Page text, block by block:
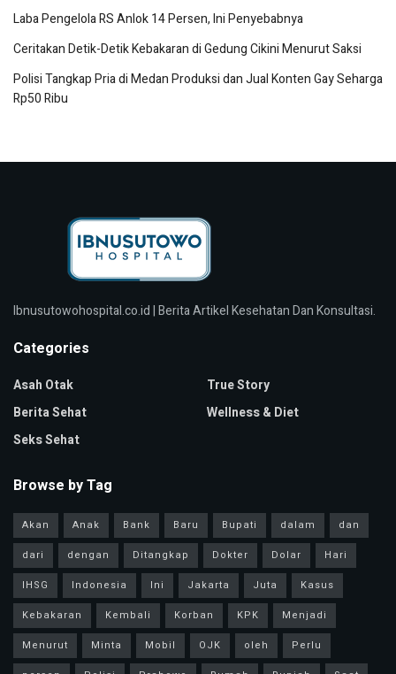
Laba Pengelola RS Anlok 14 Persen, Ini Penyebabnya
Ceritakan Detik-Detik Kebakaran di Gedung Cikini Menurut Saksi
Polisi Tangkap Pria di Medan Produksi dan Jual Konten Gay Seharga
Rp50 Ribu
Ibnusutowohospital.co.id | Berita Artikel Kesehatan Dan Konsultasi.
Categories
Asah Otak
Berita Sehat
Seks Sehat
True Story
Wellness & Diet
Browse by Tag
Akan Anak Bank Baru Bupati dalam
dan
dari
dengan Ditangkap Dokter Dolar
Hari
IHSG
Indonesia Ini Jakarta Juta
Kasus
Kebakaran
Kembali Korban KPK
Menjadi
Menurut
Minta Mobil OJK oleh
Perlu